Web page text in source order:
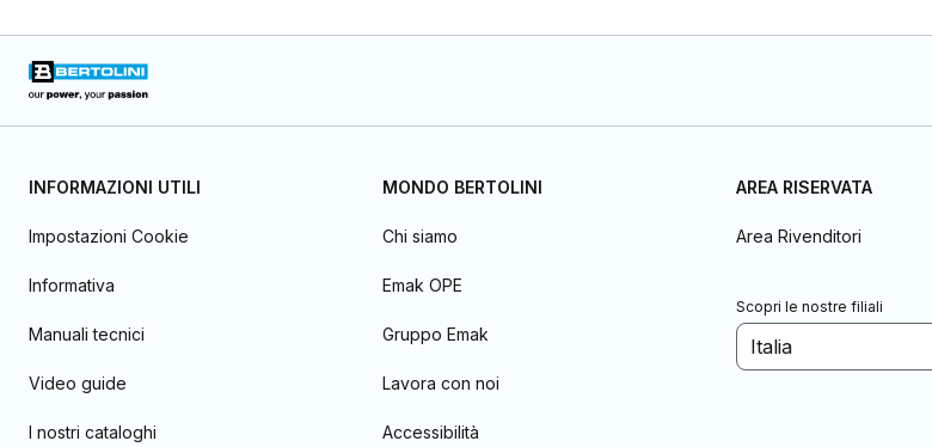
INFORMAZIONI UTILI
Impostazioni Cookie
Informativa
Manuali tecnici
Video guide
I nostri cataloghi
MONDO BERTOLINI
Chi siamo
Emak OPE
Gruppo Emak
Lavora con noi
Accessibilità
AREA RISERVATA
Area Rivenditori
Scopri le nostre filiali
Italia